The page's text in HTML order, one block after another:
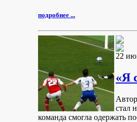
подробнее ...
22
«Я
стал
команда смогла одержать